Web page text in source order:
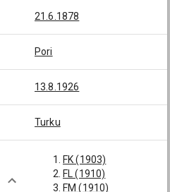
21.6.1878
Pori
13.8.1926
Turku
FK (1903)
FL (1910)
FM (1910)